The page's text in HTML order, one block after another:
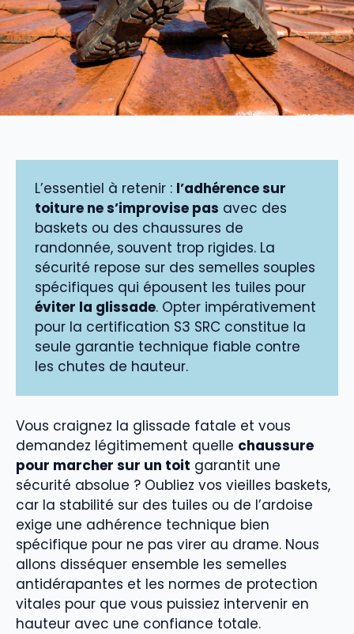
L’essentiel à retenir : l’adhérence sur
toiture ne s’improvise pas avec des
baskets ou des chaussures de
randonnée, souvent trop rigides. La
sécurité repose sur des semelles souples
spécifiques qui épousent les tuiles pour
éviter la glissade. Opter impérativement
pour la certification S3 SRC constitue la
seule garantie technique fiable contre
les chutes de hauteur.
Vous craignez la glissade fatale et vous
demandez légitimement quelle chaussure
pour marcher sur un toit garantit une
sécurité absolue ? Oubliez vos vieilles baskets,
car la stabilité sur des tuiles ou de l’ardoise
exige une adhérence technique bien
spécifique pour ne pas virer au drame. Nous
allons disséquer ensemble les semelles
antidérapantes et les normes de protection
vitales pour que vous puissiez intervenir en
hauteur avec une confiance totale.